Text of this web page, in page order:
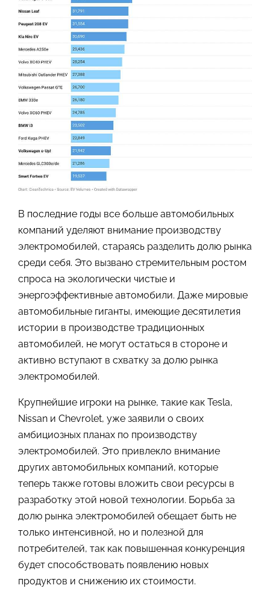
В последние годы все больше автомобильных
компаний уделяют внимание производству
электромобилей, стараясь разделить долю рынка
среди себя. Это вызвано стремительным ростом
спроса на экологически чистые и
энергоэффективные автомобили. Даже мировые
автомобильные гиганты, имеющие десятилетия
истории в производстве традиционных
автомобилей, не могут остаться в стороне и
активно вступают в схватку за долю рынка
электромобилей.
Крупнейшие игроки на рынке, такие как Tesla,
Nissan и Chevrolet, уже заявили о своих
амбициозных планах по производству
электромобилей. Это привлекло внимание
других автомобильных компаний, которые
теперь также готовы вложить свои ресурсы в
разработку этой новой технологии. Борьба за
долю рынка электромобилей обещает быть не
только интенсивной, но и полезной для
потребителей, так как повышенная конкуренция
будет способствовать появлению новых
продуктов и снижению их стоимости.